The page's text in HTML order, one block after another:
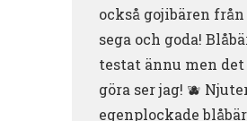
också gojibären
sega och goda!
testat ännu men det
göra ser jag! 🫐
egenplockade